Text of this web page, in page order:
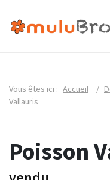
Vous êtes ici : Accueil /
Vallauris
Poisson